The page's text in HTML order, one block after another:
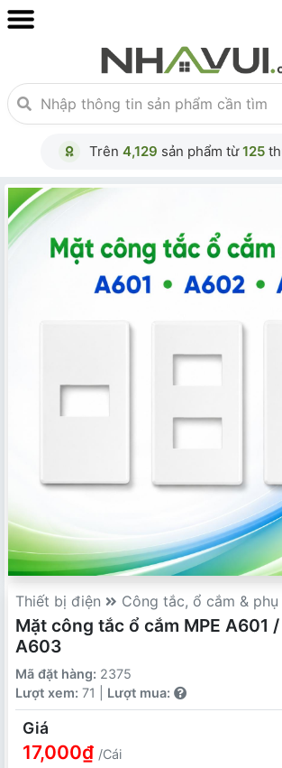
Trên 4,129 sản phẩm từ125
Thiết bị điện Công tắc, ổ cắm & phụ
Mặt công tắc ổ cắm MPE A601
A603
Mã đặt hàng: 2375
Lượt xem: 71 | Lượt mua:
Giá
17,000₫ /Cái